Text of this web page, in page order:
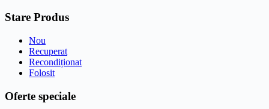
Stare Produs
Nou
Recuperat
Recondiționat
Folosit
Oferte speciale